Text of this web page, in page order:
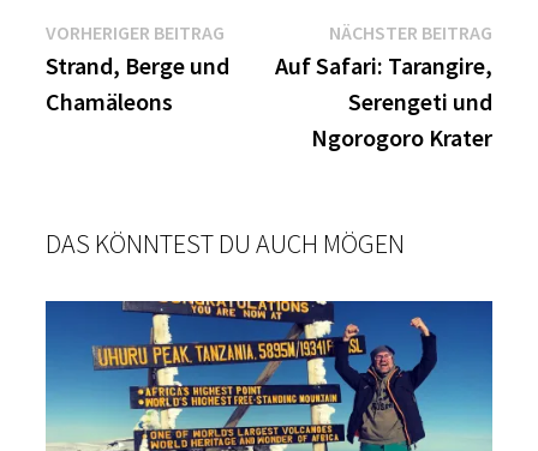
Beitragsnavigation
VORHERIGER BEITRAG
Beitrag:
Strand, Berge und
Chamäleons
NÄCHSTER BEITRAG
Auf Safari: Tarangire,
Serengeti und
Ngorogoro Krater
DAS KÖNNTEST DU AUCH MÖGEN